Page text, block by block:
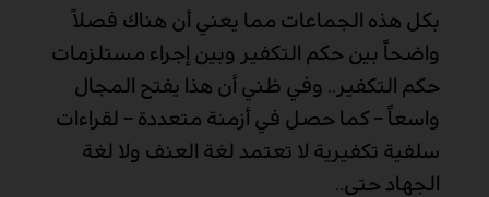
بكل هذه الجماعات مما يعني أن هناك فصلاً
واضحاً بين حكم التكفير وبين إجراء مستلزمات
حكم التكفير.. وفي ظني أن هذا يفتح المجال
واسعاً – كما حصل في أزمنة متعددة – لقراءات
سلفية تكفيرية لا تعتمد لغة العنف ولا لغة
الجهاد حتى..